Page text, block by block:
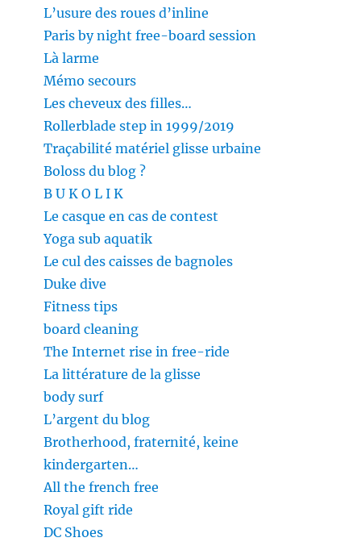
L’usure des roues d’inline
Paris by night free-board session
Là larme
Mémo secours
Les cheveux des filles…
Rollerblade step in 1999/2019
Traçabilité matériel glisse urbaine
Boloss du blog ?
B U K O L I K
Le casque en cas de contest
Yoga sub aquatik
Le cul des caisses de bagnoles
Duke dive
Fitness tips
board cleaning
The Internet rise in free-ride
La littérature de la glisse
body surf
L’argent du blog
Brotherhood, fraternité, keine
kindergarten…
All the french free
Royal gift ride
DC Shoes